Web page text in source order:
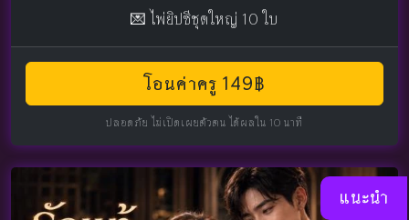
💌 ไพ่ยิปซีชุดใหญ่ 10 ใบ
โอนค่าครู 149฿
ปลอดภัย ไม่เปิดเผยตัวตน ได้ผลใน 10 นาที
แนะนำ